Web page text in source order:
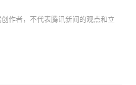
作者，不代表腾讯新闻的观点和立